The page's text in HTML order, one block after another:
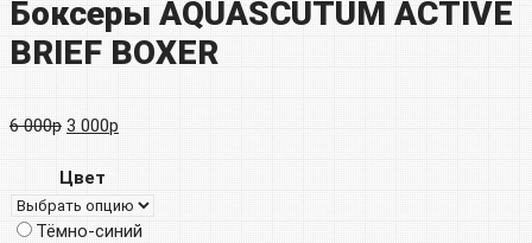
Боксеры AQUASCUTUM ACTIVE
BRIEF BOXER
6 000р Первоначальная
цена
составляла
3 000р
3
Цвет
Тёмно-синий